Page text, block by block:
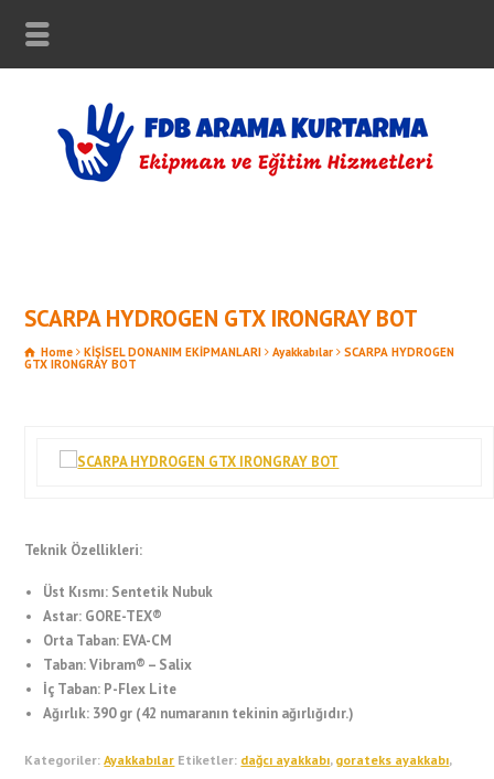
SCARPA HYDROGEN GTX IRONGRAY BOT
Home KİŞİSEL DONANIM EKİPMANLARI Ayakkabılar SCARPA HYDROGEN
GTX IRONGRAY BOT
Teknik Özellikleri:
Üst Kısmı: Sentetik Nubuk
Astar: GORE-TEX®
Orta Taban: EVA-CM
Taban: Vibram® – Salix
İç Taban: P-Flex Lite
Ağırlık: 390 gr (42 numaranın tekinin ağırlığıdır.)
Kategoriler:Ayakkabılar Etiketler: dağcı ayakkabı, gorateks ayakkabı,